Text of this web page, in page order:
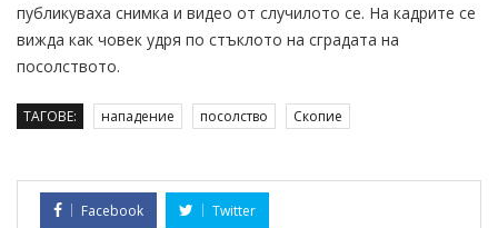
публикуваха снимка и видео от случилото се. На кадрите се
вижда как човек удря по стъклото на сградата на
посолството.
ТАГОВЕ: нападение посолство Скопие
Facebook Twitter